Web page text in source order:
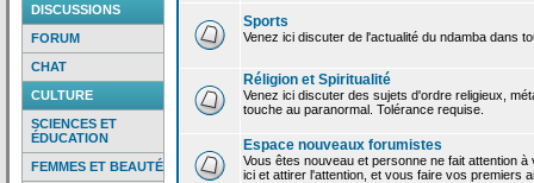
DISCUSSIONS
FORUM
CHAT
CULTURE
SCIENCES ET
ÉDUCATION
FEMMES ET BEAUTÉ
Sports
Venez ici discuter de l'actualité du ndamba dans
Réligion et Spiritualité
Venez ici discuter des sujets d'ordre religieux,
touche au paranormal. Tolérance requise.
Espace nouveaux forumistes
Vous êtes nouveau et personne ne fait attention
ici et attirer l'attention, et vous faire vos premiers